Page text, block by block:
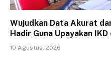
Wujudkan Data Akurat
Hadir Guna Upayakan
10 Agustus, 2026